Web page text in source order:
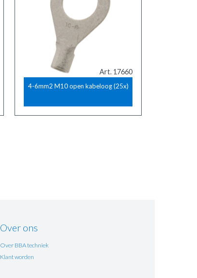
Art. 17660
4-6mm2 M10 open kabeloog (25x)
Over ons
Over BBA techniek
Klant worden